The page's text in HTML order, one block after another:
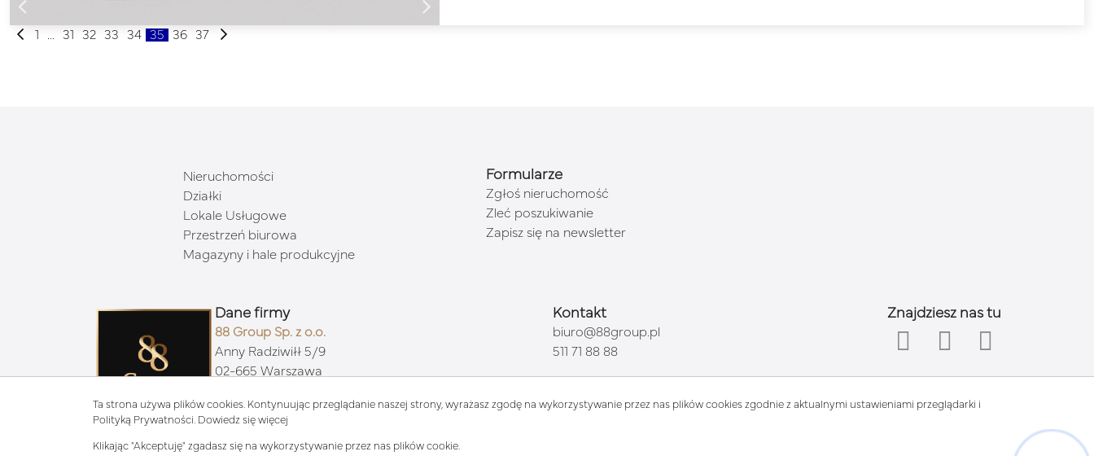
1 31 32 33 34 35 36 37
Nieruchomości
Działki
Lokale Usługowe
Przestrzeń biurowa
Magazyny i hale produkcyjne
Formularze
Zgłoś nieruchomość
Zleć poszukiwanie
Zapisz się na newsletter
Dane firmy
88 Group Sp. z o.o.
Anny Radziwiłł 5/9
02-665 Warszawa
Kontakt
biuro@88group.pl
511 71 88 88
Znajdziesz nas tu
Ta strona używa plików cookies. Kontynuując przeglądanie naszej strony, wyrażasz zgodę na wykorzystywanie przez nas plików cookies zgodnie z aktualnymi ustawieniami przeglądarki i
Polityką Prywatności. Dowiedz się więcej
Klikając "Akceptuję" zgadasz się na wykorzystywanie przez nas plików cookie.